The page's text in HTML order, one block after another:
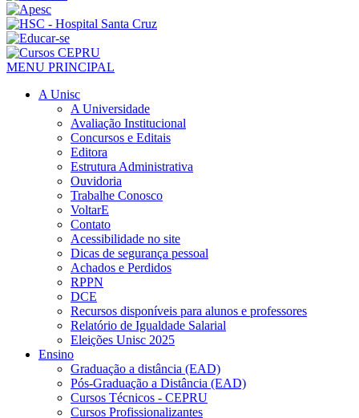
MENU PRINCIPAL
A Unisc
A Universidade
Avaliação Institucional
Concursos e Editais
Editora
Estrutura Administrativa
Ouvidoria
Trabalhe Conosco
VoltarE
Contato
Acessibilidade no site
Dicas de segurança pessoal
Achados e Perdidos
RPPN
DCE
Recursos disponíveis para alunos e professores
Relatório de Igualdade Salarial
Eleições Unisc 2025
Ensino
Graduação a distância (EAD)
Pós-Graduação a Distância (EAD)
Cursos Técnicos - CEPRU
Cursos Profissionalizantes